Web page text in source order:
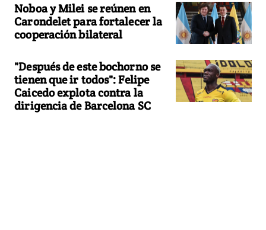
Noboa y Milei se reúnen en
Carondelet para fortalecer la
cooperación bilateral
"Después de este bochorno se
tienen que ir todos": Felipe
Caicedo explota contra la
dirigencia de Barcelona SC